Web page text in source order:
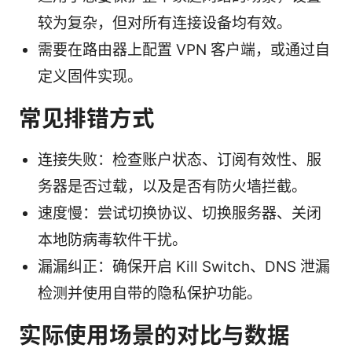
较为复杂，但对所有连接设备均有效。
需要在路由器上配置 VPN 客户端，或通过自
定义固件实现。
常见排错方式
连接失败：检查账户状态、订阅有效性、服
务器是否过载，以及是否有防火墙拦截。
速度慢：尝试切换协议、切换服务器、关闭
本地防病毒软件干扰。
漏漏纠正：确保开启 Kill Switch、DNS 泄漏
检测并使用自带的隐私保护功能。
实际使用场景的对比与数据